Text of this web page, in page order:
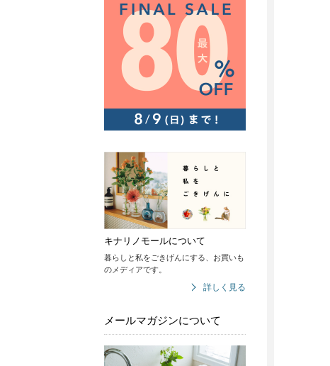
キナリノモールについて
暮らしと私をごきげんにする、お買いも
のメディアです。
詳しく見る
メールマガジンについて